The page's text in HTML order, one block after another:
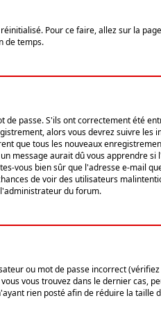
Pour ce faire, allez sur la
de temps.
passe. S'ils ont correctement été
alors vous devrez suivre les
que tous les nouveaux
message aurait dû vous apprendre
vous bien sûr que l'adresse e-mail
de voir des utilisateurs
du forum.
ou mot de passe incorrect
vous trouvez dans le dernier cas,
rien posté afin de réduire la taille